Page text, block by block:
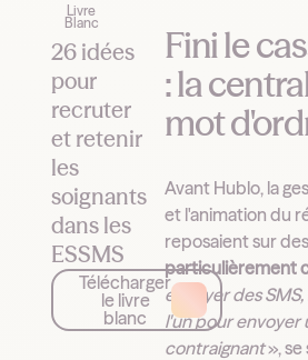
Livre
Blanc
26 idées
pour
recruter
et retenir
les
soignants
dans les
ESSMS
Télécharger
le livre
blanc
Fini le
: la
mot
Avant Hublo, la
et l'animation du
reposaient sur des
particulièrement
envoyer des
l'un pour envoyer
contraignant», se